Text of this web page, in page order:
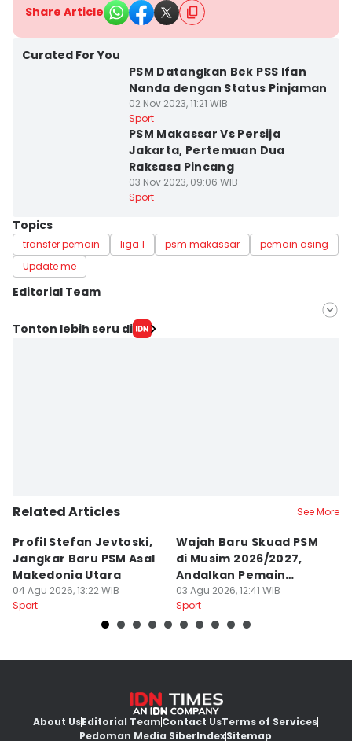
Share Article
Curated For You
PSM Datangkan Bek PSS Ifan
Nanda dengan Status Pinjaman
02 Nov 2023, 11:21 WIB
Sport
PSM Makassar Vs Persija
Jakarta, Pertemuan Dua
Raksasa Pincang
03 Nov 2023, 09:06 WIB
Sport
Topics
transfer pemain liga 1 psm makassar
pemain asing
Update me
Editorial Team
Editor
Tonton lebih seru di
Related Articles See More
Profil Stefan Jevtoski,
Jangkar Baru PSM Asal
Makedonia Utara
04 Agu 2026, 13:22 WIB
Sport
Wajah Baru Skuad PSM
di Musim 2026/2027,
Andalkan Pemain
Balkan
03 Agu 2026, 12:41 WIB
Sport
About UsEditorial TeamContact UsTerms of Services
Pedoman Media SiberIndexSitemap